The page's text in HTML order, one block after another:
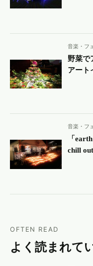
音楽・フ
野菜で
アート
音楽・フ
「
chill
OFTEN READ
よく読まれて